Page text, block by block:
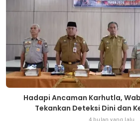
Hadapi Ancaman Karhutla,
Tekankan Deteksi Dini dan